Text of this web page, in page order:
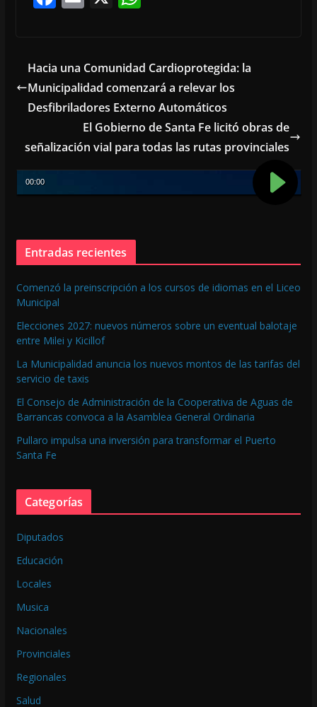
b
o
o
l s
A
p
p
Hacia una Comunidad Cardioprotegida: la
Municipalidad comenzará a relevar los
Desfibriladores Externo Automáticos
El Gobierno de Santa Fe licitó obras de
señalización vial para todas las rutas provinciales
Entradas recientes
Comenzó la preinscripción a los cursos de idiomas en el Liceo
Municipal
Elecciones 2027: nuevos números sobre un eventual balotaje
entre Milei y Kicillof
La Municipalidad anuncia los nuevos montos de las tarifas del
servicio de taxis
El Consejo de Administración de la Cooperativa de Aguas de
Barrancas convoca a la Asamblea General Ordinaria
Pullaro impulsa una inversión para transformar el Puerto
Santa Fe
Categorías
Diputados
Educación
Locales
Musica
Nacionales
Provinciales
Regionales
Salud